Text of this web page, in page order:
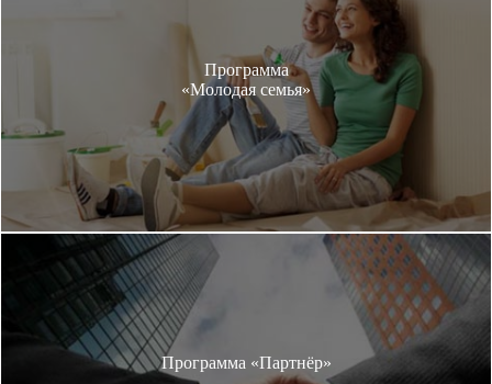
Программа
«Молодая семья»
Программа «Партнёр»